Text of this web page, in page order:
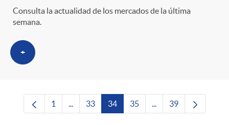
Consulta la actualidad de los mercados de la última
semana.
+
Página
1 ...Páginas intermedias Use TAB para
Página
33 Página
34 Página
35 ...Páginas intermedias
Página
39